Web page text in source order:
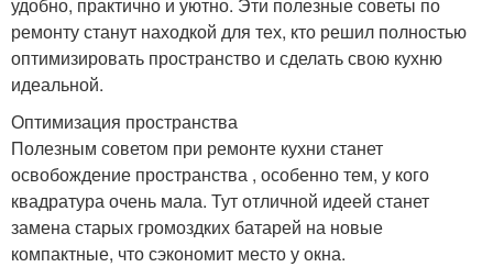
ремонту станут находкой для тех, кто решил полностью
оптимизировать пространство и сделать свою кухню
идеальной.
Оптимизация пространства
Полезным советом при ремонте кухни станет
освобождение пространства , особенно тем, у кого
квадратура очень мала. Тут отличной идеей станет
замена старых громоздких батарей на новые
компактные, что сэкономит место у окна.